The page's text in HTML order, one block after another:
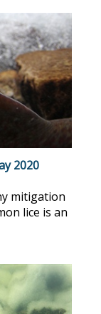
2020
mitigation
lice is an